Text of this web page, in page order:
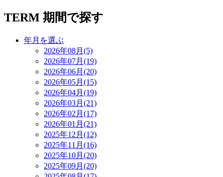
TERM 期間で探す
年月を選ぶ
2026年08月(5)
2026年07月(19)
2026年06月(20)
2026年05月(15)
2026年04月(19)
2026年03月(21)
2026年02月(17)
2026年01月(21)
2025年12月(12)
2025年11月(16)
2025年10月(20)
2025年09月(20)